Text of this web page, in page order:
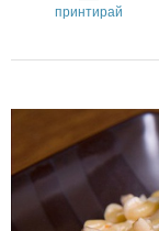
принтирай